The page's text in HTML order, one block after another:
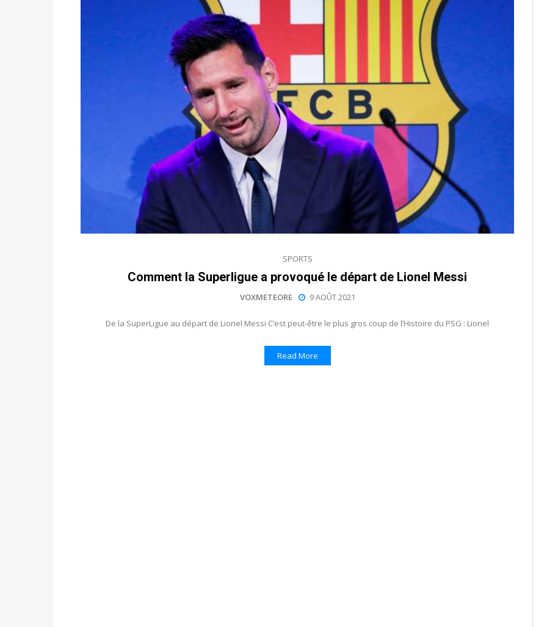
SPORTS
Comment la Superligue a provoqué le départ de Lionel Messi
VOXMETEORE 9 AOÛT 2021
De la SuperLigue au départ de Lionel Messi C’est peut-être le plus gros coup de l’Histoire du PSG : Lionel
Read More